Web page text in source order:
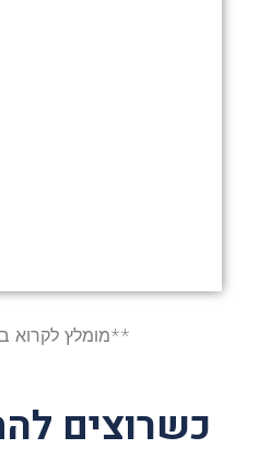
**מומלץ לקרוא
כשרוצים